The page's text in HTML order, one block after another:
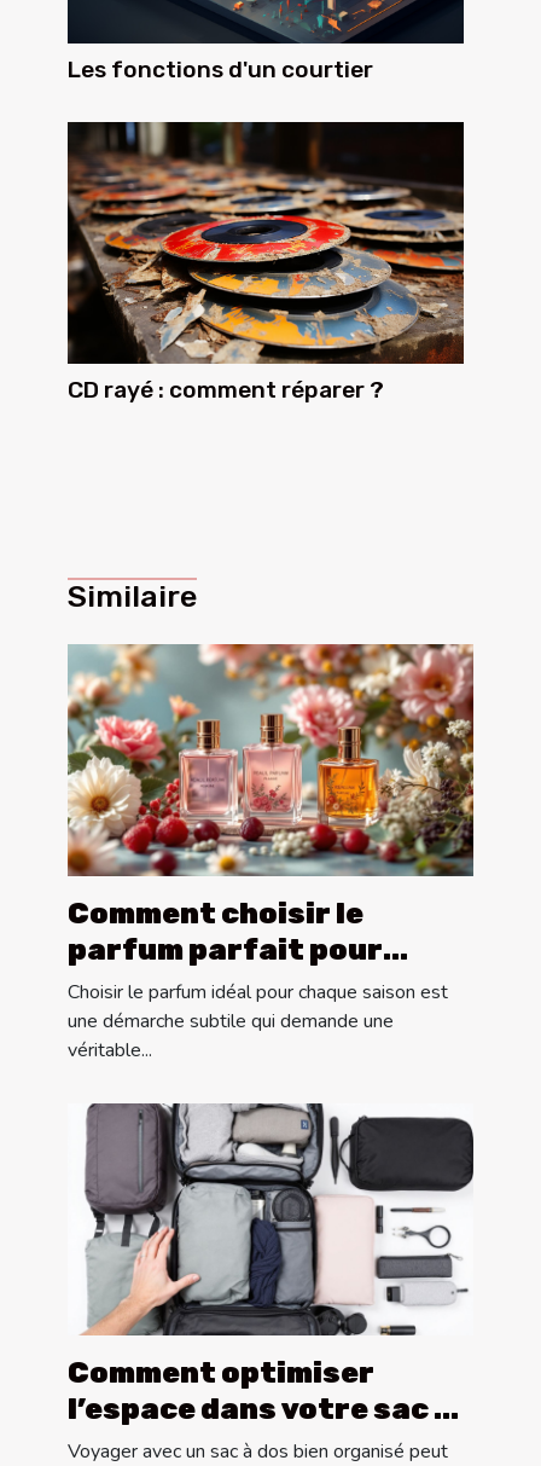
Les fonctions d'un courtier
CD rayé : comment réparer ?
Similaire
Comment choisir le
parfum parfait pour
chaque saison ?
Choisir le parfum idéal pour chaque saison est
une démarche subtile qui demande une
véritable...
Comment optimiser
l’espace dans votre sac à
dos pour les longs
Voyager avec un sac à dos bien organisé peut